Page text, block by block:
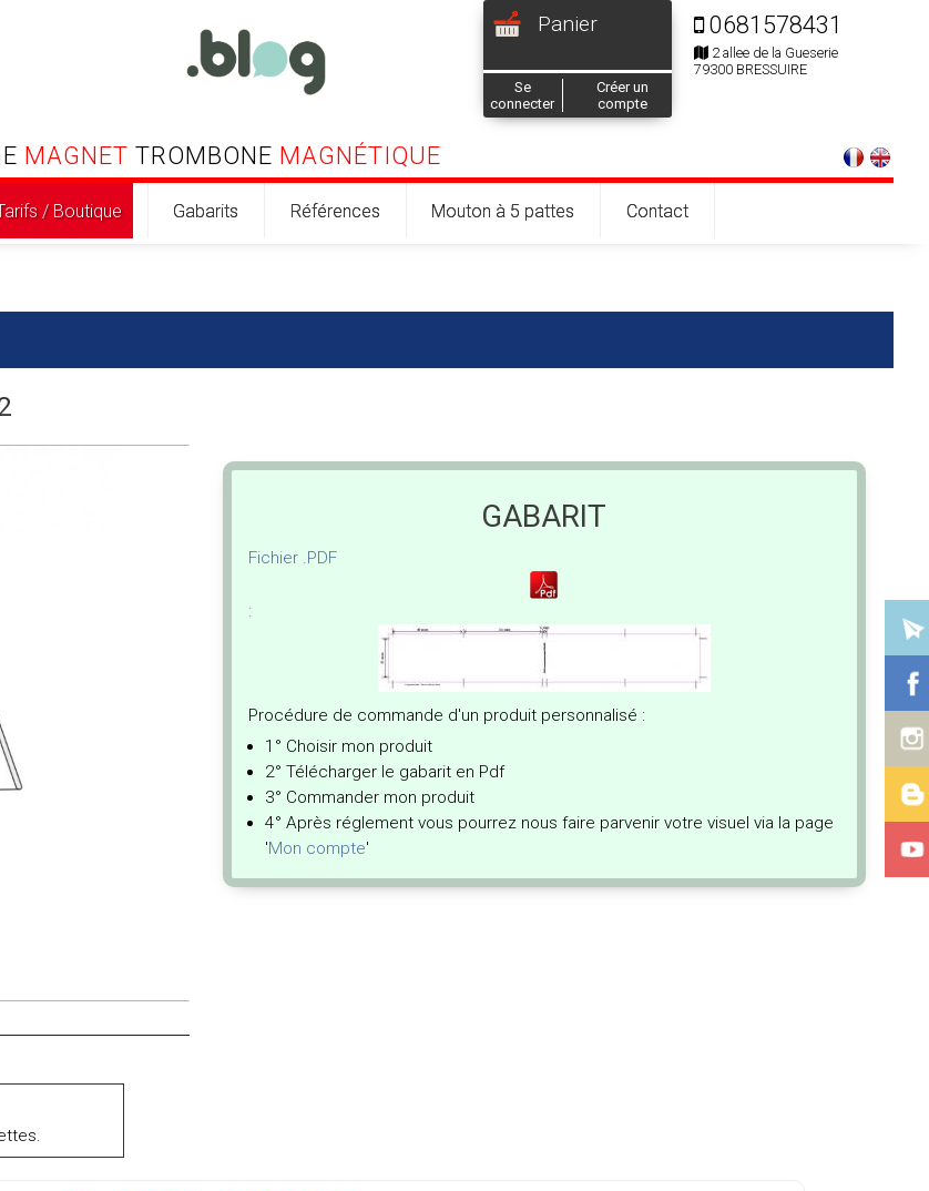
0681578431
2 allee de la Gueserie
79300 BRESSUIRE
/ Boutique Gabarits Références Mouton à 5 pattes Contact
Panier
Se
connecter
Créer un
compte
MAGNET TROMBONE MAGNÉTIQUE
GABARIT
Fichier .PDF
:
Procédure de commande d'un produit personnalisé :
1° Choisir mon produit
2° Télécharger le gabarit en Pdf
3° Commander mon produit
4° Après réglement vous pourrez nous faire parvenir votre visuel via la page
'Mon compte'